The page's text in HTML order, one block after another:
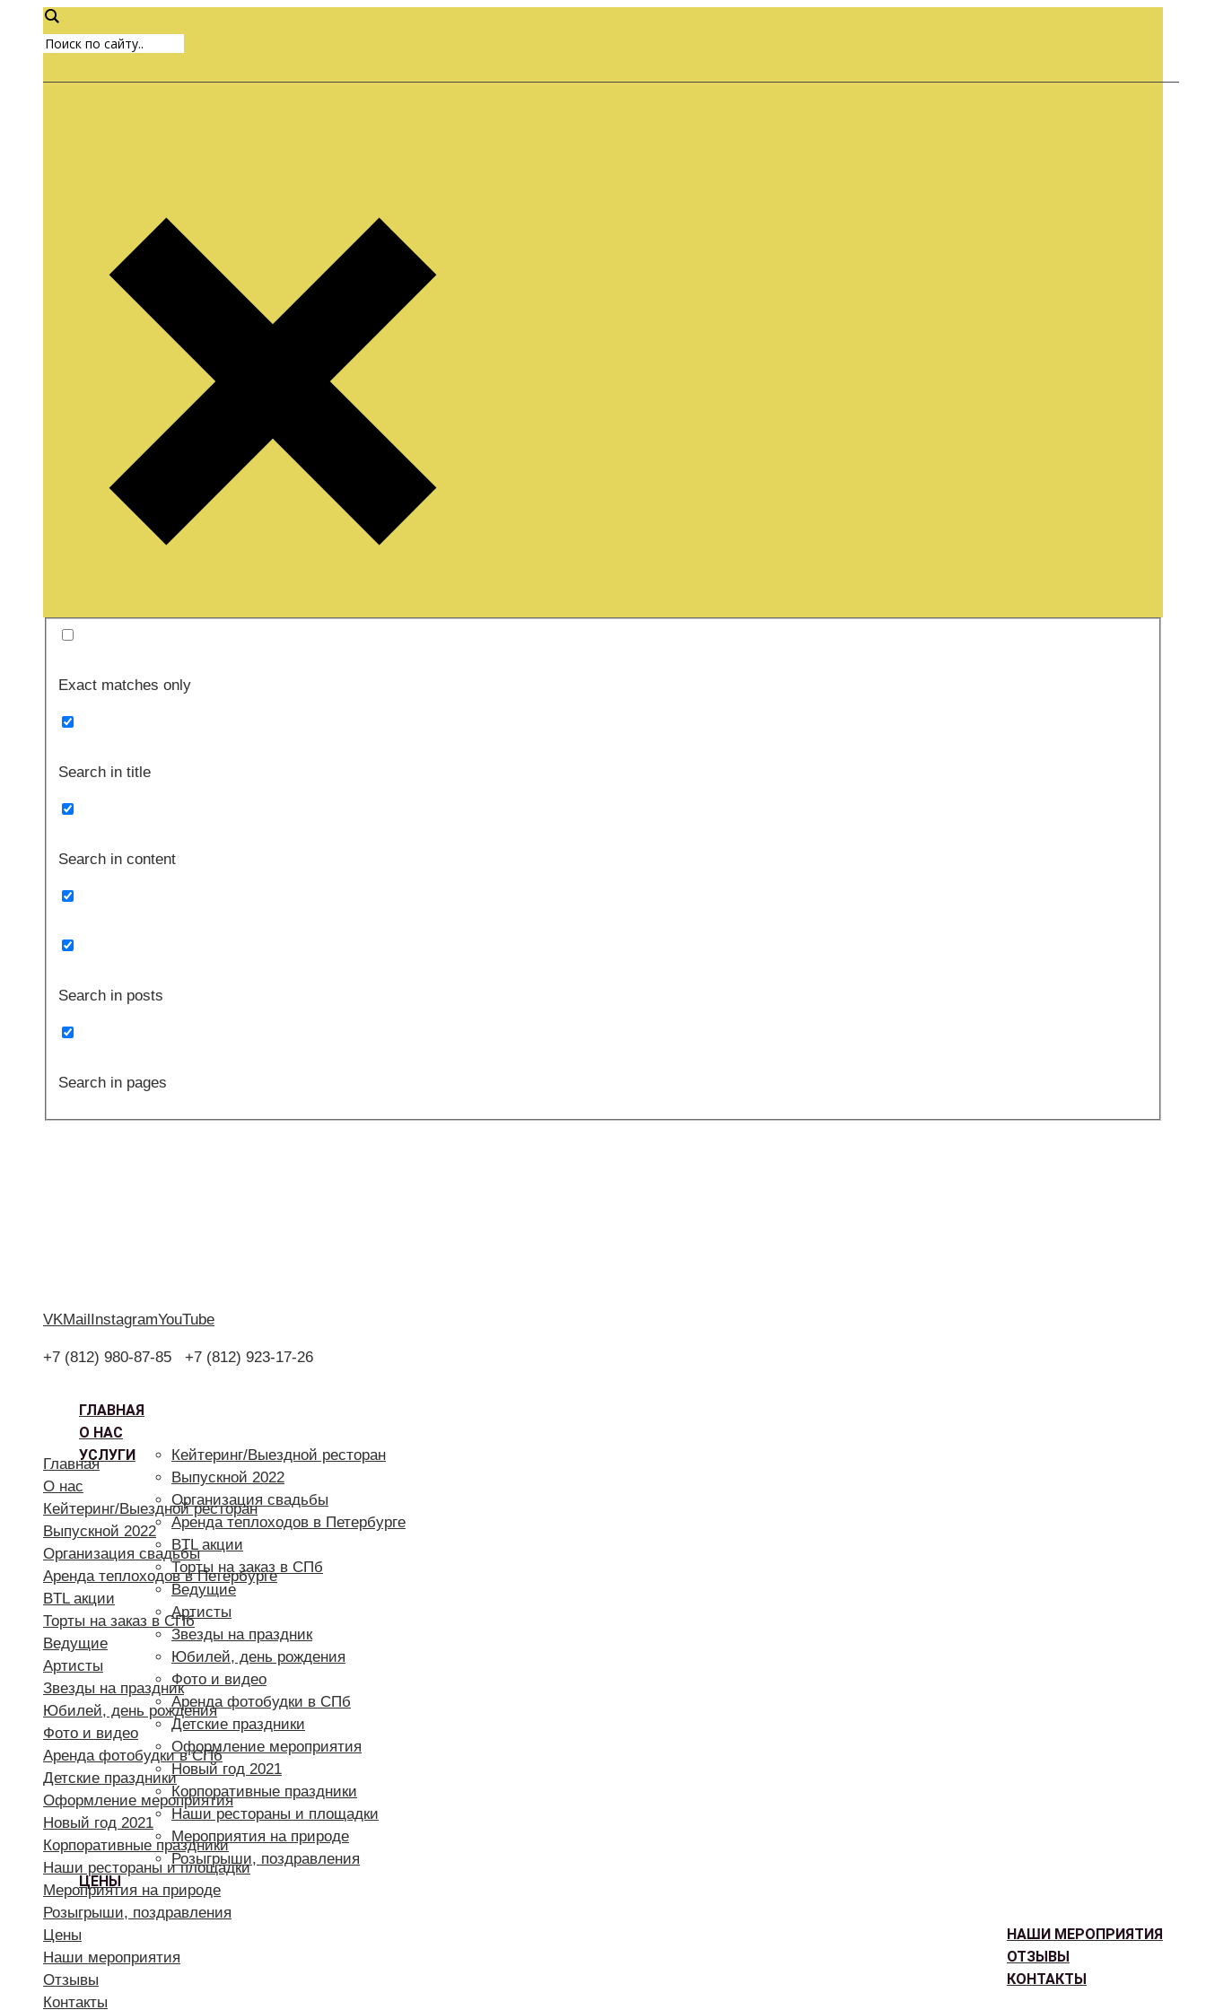
Exact matches only
Search in title
Search in content
Search in posts
Search in pages
VKMailInstagramYouTube
+7 (812) 980-87-85 +7 (812) 923-17-26
ГЛАВНАЯ
О НАС
УСЛУГИ
Кейтеринг/Выездной ресторан
Выпускной 2022
Организация свадьбы
Аренда теплоходов в Петербурге
BTL акции
Торты на заказ в СПб
Ведущие
Артисты
Звезды на праздник
Юбилей, день рождения
Фото и видео
Аренда фотобудки в СПб
Детские праздники
Оформление мероприятия
Новый год 2021
Корпоративные праздники
Наши рестораны и площадки
Мероприятия на природе
Розыгрыши, поздравления
ЦЕНЫ
НАШИ МЕРОПРИЯТИЯ
ОТЗЫВЫ
КОНТАКТЫ
Главная
О нас
Кейтеринг/Выездной ресторан
Выпускной 2022
Организация свадьбы
Аренда теплоходов в Петербурге
BTL акции
Торты на заказ в СПб
Ведущие
Артисты
Звезды на праздник
Юбилей, день рождения
Фото и видео
Аренда фотобудки в СПб
Детские праздники
Оформление мероприятия
Новый год 2021
Корпоративные праздники
Наши рестораны и площадки
Мероприятия на природе
Розыгрыши, поздравления
Цены
Наши мероприятия
Отзывы
Контакты